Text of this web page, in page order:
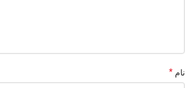
نام *